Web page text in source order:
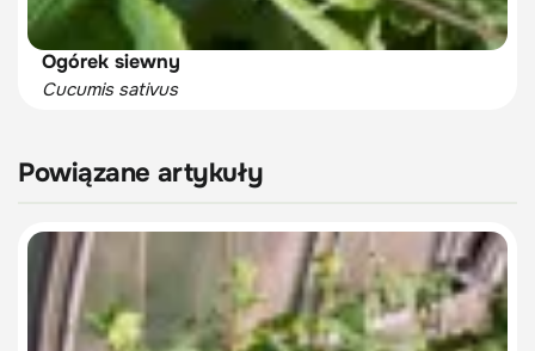
Ogórek siewny
Cucumis sativus
Powiązane artykuły